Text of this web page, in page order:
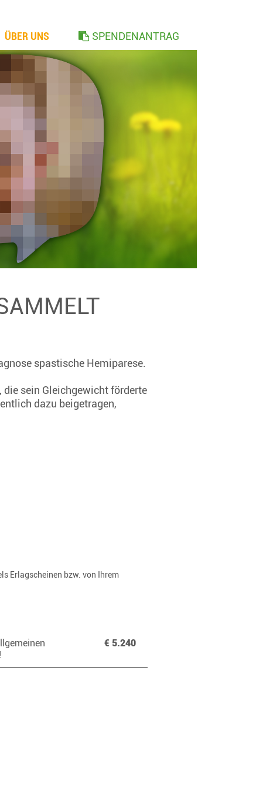
ÜBER UNS SPENDENANTRAG
spastische Hemiparese.
sein Gleichgewicht förderte
dazu beigetragen,
Erlagscheinen bzw. von Ihrem
€ 5.240